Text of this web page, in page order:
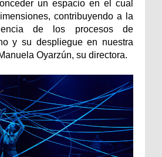
un espacio en el cual
contribuyendo a la
de los procesos de
y su despliegue en nuestra
Oyarzún, su directora.